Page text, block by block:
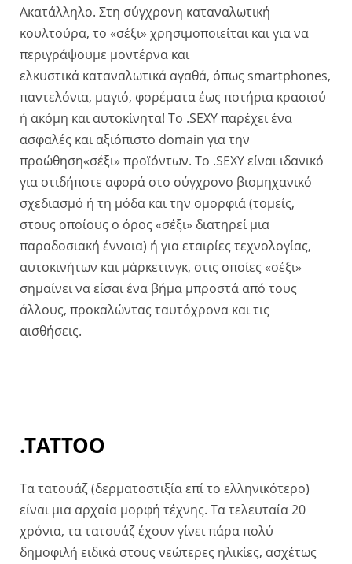
Ακατάλληλο. Στη σύγχρονη καταναλωτική
κουλτούρα, το «σέξι» χρησιμοποιείται και για να
περιγράψουμε μοντέρνα και
ελκυστικά καταναλωτικά αγαθά, όπως smartphones,
παντελόνια, μαγιό, φορέματα έως ποτήρια κρασιού
ή ακόμη και αυτοκίνητα! Το .SEXY παρέχει ένα
ασφαλές και αξιόπιστο domain για την
προώθηση«σέξι» προϊόντων. Το .SEXY είναι ιδανικό
για οτιδήποτε αφορά στο σύγχρονο βιομηχανικό
σχεδιασμό ή τη μόδα και την ομορφιά (τομείς,
στους οποίους ο όρος «σέξι» διατηρεί μια
παραδοσιακή έννοια) ή για εταιρίες τεχνολογίας,
αυτοκινήτων και μάρκετινγκ, στις οποίες «σέξι»
σημαίνει να είσαι ένα βήμα μπροστά από τους
άλλους, προκαλώντας ταυτόχρονα και τις
αισθήσεις.
.TATTOO
Τα τατουάζ (δερματοστιξία επί το ελληνικότερο)
είναι μια αρχαία μορφή τέχνης. Τα τελευταία 20
χρόνια, τα τατουάζ έχουν γίνει πάρα πολύ
δημοφιλή ειδικά στους νεώτερες ηλικίες, ασχέτως